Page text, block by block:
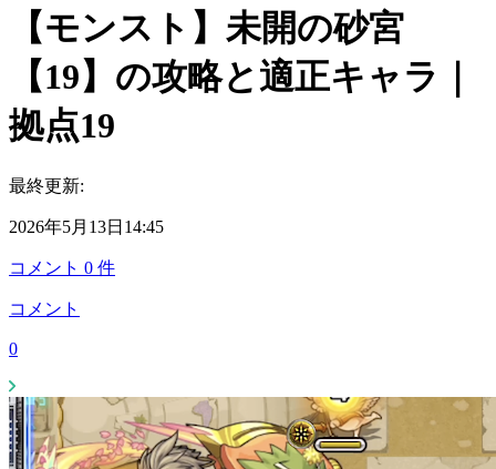
【モンスト】未開の砂宮
【19】の攻略と適正キャラ｜
拠点19
最終更新:
2026年5月13日14:45
コメント 0 件
コメント
0